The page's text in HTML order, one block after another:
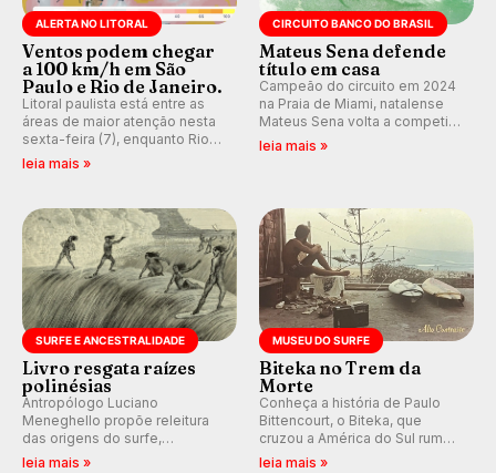
ALERTA NO LITORAL
Ventos podem chegar
a 100 km/h em São
Paulo e Rio de Janeiro.
Litoral paulista está entre as
áreas de maior atenção nesta
sexta-feira (7), enquanto Rio
de Janeiro também recebe
km/h em Itanhaém.
leia mais »
CIRCUITO BANCO DO BRASIL
Mateus Sena defende
título em casa
Campeão do circuito em 2024
na Praia de Miami, natalense
Mateus Sena volta a competir
em casa em busca de manter a
leia mais »
SURFE E ANCESTRALIDADE
Livro resgata raízes
polinésias
Antropólogo Luciano
Meneghello propõe releitura
das origens do surfe,
resgatando a cultura polinésia
leia mais »
MUSEU DO SURFE
Biteka no Trem da
Morte
Conheça a história de Paulo
Bittencourt, o Biteka, que
cruzou a América do Sul rumo
ao Pacífico em uma jornada
leia mais »